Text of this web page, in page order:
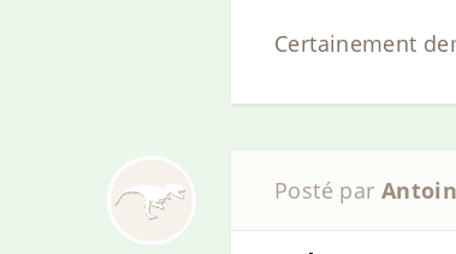
Certainement
Posté par